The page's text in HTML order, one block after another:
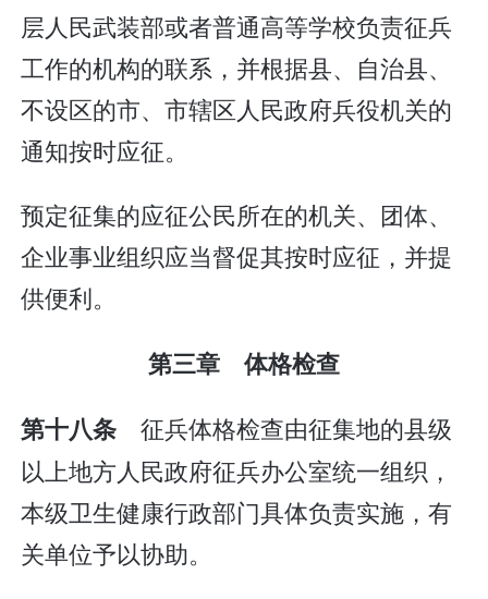
层人民武装部或者普通高等学校负责征兵
工作的机构的联系，并根据县、自治县、
不设区的市、市辖区人民政府兵役机关的
通知按时应征。
预定征集的应征公民所在的机关、团体、
企业事业组织应当督促其按时应征，并提
供便利。
第三章 体格检查
第十八条 征兵体格检查由征集地的县级
以上地方人民政府征兵办公室统一组织，
本级卫生健康行政部门具体负责实施，有
关单位予以协助。